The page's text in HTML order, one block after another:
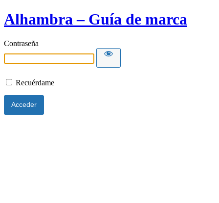
Alhambra – Guía de marca
Contraseña
Recuérdame